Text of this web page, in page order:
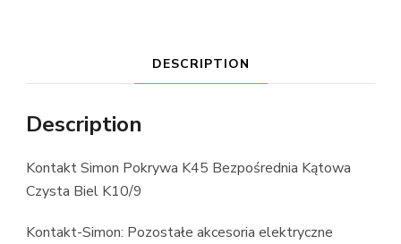
DESCRIPTION
Description
Kontakt Simon Pokrywa K45 Bezpośrednia Kątowa
Czysta Biel K10/9
Kontakt-Simon: Pozostałe akcesoria elektryczne